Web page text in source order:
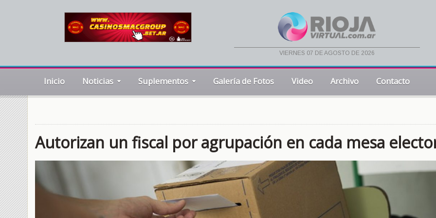
viernes 07 de agosto de 2026
Inicio Noticias Suplementos Galería de Fotos Video Archivo Contacto
Autorizan un fiscal por agrupación en cada mesa